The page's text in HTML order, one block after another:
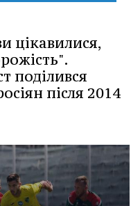
цікавилися,
поділився
після 2014